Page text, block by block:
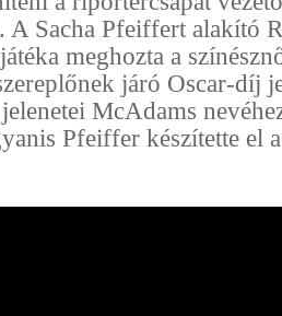
A Sacha Pfeiffert alakító
meghozta a
járó Oscar-díj
McAdams
Pfeiffer készítette el